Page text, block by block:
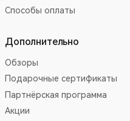
Способы оплаты
Дополнительно
Обзоры
Подарочные сертификаты
Партнёрская программа
Акции